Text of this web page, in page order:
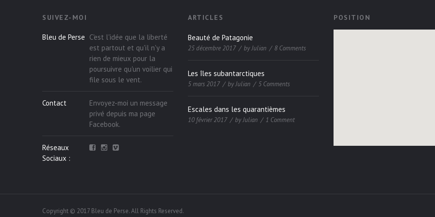
SUIVEZ-MOI
Bleu de Perse C'est l'idée que la liberté
est partout et qu'il n'y a
rien de mieux pour la
poursuivre qu'un voilier qui
file sous le vent.
Contact
Envoyez-moi un message
privé depuis ma page
Facebook.
Réseaux
Sociaux :
ARTICLES
Beauté de Patagonie
25 décembre 2017 byJulian 8 Comments
Les îles subantarctiques
5 mars 2017 byJulian 5 Comments
Escales dans les quarantièmes
10 février 2017 byJulian 1 Comment
POSITION
Copyright © 2017 Bleu de Perse. All Rights Reserved.